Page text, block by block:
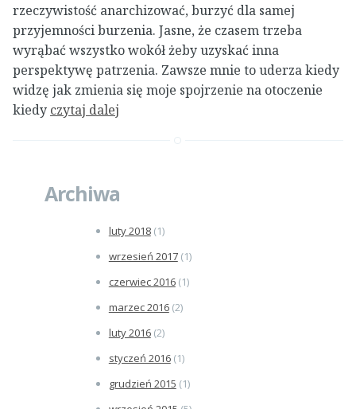
rzeczywistość anarchizować, burzyć dla samej
przyjemności burzenia. Jasne, że czasem trzeba
wyrąbać wszystko wokół żeby uzyskać inna
perspektywę patrzenia. Zawsze mnie to uderza kiedy
widzę jak zmienia się moje spojrzenie na otoczenie
kiedy czytaj dalej
Archiwa
luty 2018(1)
wrzesień 2017(1)
czerwiec 2016(1)
marzec 2016(2)
luty 2016(2)
styczeń 2016(1)
grudzień 2015 (1)